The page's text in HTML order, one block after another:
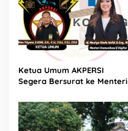
Ketua Umum AKPERSI
Segera Bersurat ke Menteri
Terkait Polemik Transfer
Data Pribadi Masyarakat
Indonesia